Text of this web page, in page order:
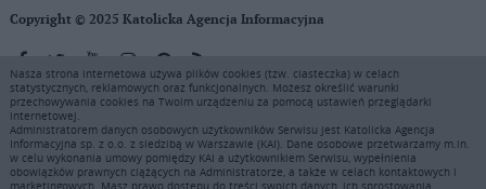
Copyright © 2025 Katolicka Agencja Informacyjna
KAI zastrzega wszelkie prawa do serwisu. Użytkownicy mogą pobierać
i drukować fragmenty zawartości serwisu internetowego www.ekai.pl
wyłącznie do użytku osobistego. Publikacja, rozpowszechnianie
zawartości niniejszego serwisu lub jej sprzedaż (także framing i in.
podobne metody), są bez uprzedniej pisemnej zgody KAI zabronione i
Nasza strona internetowa używa plików cookies (tzw. ciasteczka) w celach
statystycznych, reklamowych oraz funkcjonalnych. Możesz określić warunki
przechowywania cookies na Twoim urządzeniu za pomocą ustawień przeglądarki
internetowej.
Administratorem danych osobowych użytkowników Serwisu jest Katolicka Agencja
Informacyjna sp. z o.o. z siedzibą w Warszawie (KAI). Dane osobowe przetwarzamy m.in.
w celu wykonania umowy pomiędzy KAI a użytkownikiem Serwisu, wypełnienia
obowiązków prawnych ciążących na Administratorze, a także w celach kontaktowych i